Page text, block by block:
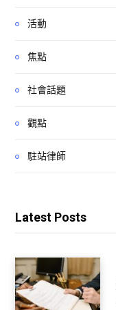
活動
焦點
社會話題
觀點
駐站律師
Latest Posts